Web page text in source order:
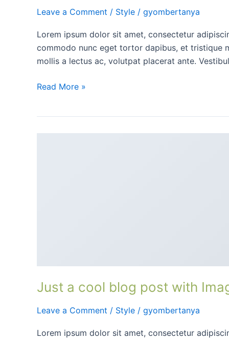
Leave a Comment / Style / gyombertanya
Lorem ipsum dolor sit amet, consectetur
commodo nunc eget tortor dapibus, et tristique
mollis a lectus ac, volutpat placerat ante.
Read More »
Just a cool blog post with
Leave a Comment / Style / gyombertanya
Lorem ipsum dolor sit amet, consectetur